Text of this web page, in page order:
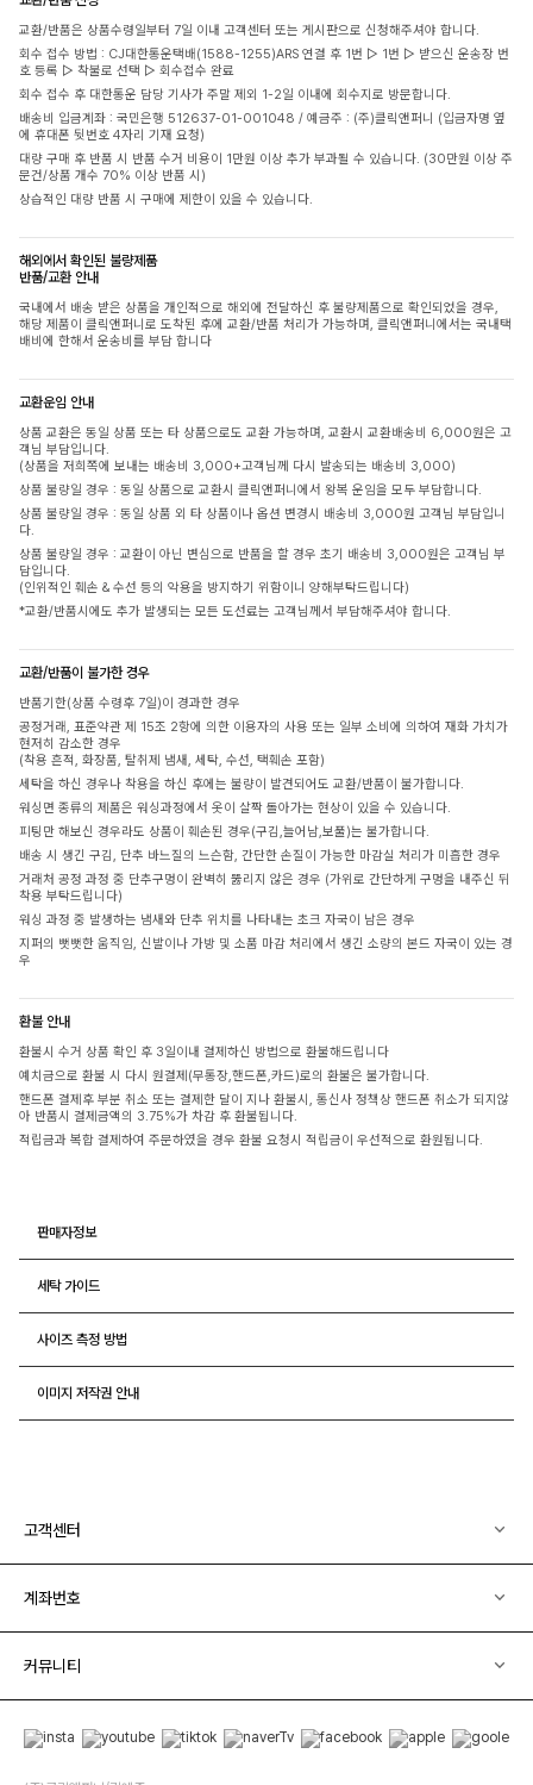
교환/반품은 상품수령일부터 7일 이내 고객센터 또는 게시판으로 신청해주셔야 합니다.
회수 접수 방법 : CJ대한통운택배(1588-1255)ARS 연결 후 1번 ▷ 1번 ▷ 받으신 운송장 번
호 등록 ▷ 착불로 선택 ▷ 회수접수 완료
회수 접수 후 대한통운 담당 기사가 주말 제외 1-2일 이내에 회수지로 방문합니다.
배송비 입금계좌 : 국민은행 512637-01-001048 / 예금주 : (주)클릭앤퍼니 (입금자명 옆
에 휴대폰 뒷번호 4자리 기재 요청)
대량 구매 후 반품 시 반품 수거 비용이 1만원 이상 추가 부과될 수 있습니다. (30만원 이상 주
문건/상품 개수 70% 이상 반품 시)
상습적인 대량 반품 시 구매에 제한이 있을 수 있습니다.
해외에서 확인된 불량제품
반품/교환 안내
국내에서 배송 받은 상품을 개인적으로 해외에 전달하신 후 불량제품으로 확인되었을 경우,
해당 제품이 클릭앤퍼니로 도착된 후에 교환/반품 처리가 가능하며, 클릭앤퍼니에서는 국내택
배비에 한해서 운송비를 부담 합니다
교환운임 안내
상품 교환은 동일 상품 또는 타 상품으로도 교환 가능하며, 교환시 교환배송비 6,000원은 고
객님 부담입니다.
(상품을 저희쪽에 보내는 배송비 3,000+고객님께 다시 발송되는 배송비 3,000)
상품 불량일 경우 : 동일 상품으로 교환시 클릭앤퍼니에서 왕복 운임을 모두 부담합니다.
상품 불량일 경우 : 동일 상품 외 타 상품이나 옵션 변경시 배송비 3,000원 고객님 부담입니
다.
상품 불량일 경우 : 교환이 아닌 변심으로 반품을 할 경우 초기 배송비 3,000원은 고객님 부
담입니다.
(인위적인 훼손 & 수선 등의 악용을 방지하기 위함이니 양해부탁드립니다)
*교환/반품시에도 추가 발생되는 모든 도선료는 고객님께서 부담해주셔야 합니다.
교환/반품이 불가한 경우
반품기한(상품 수령후 7일)이 경과한 경우
공정거래, 표준약관 제 15조 2항에 의한 이용자의 사용 또는 일부 소비에 의하여 재화 가치가
현저히 감소한 경우
(착용 흔적, 화장품, 탈취제 냄새, 세탁, 수선, 택훼손 포함)
세탁을 하신 경우나 착용을 하신 후에는 불량이 발견되어도 교환/반품이 불가합니다.
워싱면 종류의 제품은 워싱과정에서 옷이 살짝 돌아가는 현상이 있을 수 있습니다.
피팅만 해보신 경우라도 상품이 훼손된 경우(구김,늘어남,보풀)는 불가합니다.
배송 시 생긴 구김, 단추 바느질의 느슨함, 간단한 손질이 가능한 마감실 처리가 미흡한 경우
거래처 공정 과정 중 단추구멍이 완벽히 뚫리지 않은 경우 (가위로 간단하게 구멍을 내주신 뒤
착용 부탁드립니다)
워싱 과정 중 발생하는 냄새와 단추 위치를 나타내는 초크 자국이 남은 경우
지퍼의 뻣뻣한 움직임, 신발이나 가방 및 소품 마감 처리에서 생긴 소량의 본드 자국이 있는 경
우
환불 안내
환불시 수거 상품 확인 후 3일이내 결제하신 방법으로 환불해드립니다
예치금으로 환불 시 다시 원결제(무통장,핸드폰,카드)로의 환불은 불가합니다.
핸드폰 결제후 부분 취소 또는 결제한 달이 지나 환불시, 통신사 정책상 핸드폰 취소가 되지않
아 반품시 결제금액의 3.75%가 차감 후 환불됩니다.
적립금과 복합 결제하여 주문하였을 경우 환불 요청시 적립금이 우선적으로 환원됩니다.
판매자정보
세탁 가이드
사이즈 측정 방법
이미지 저작권 안내
고객센터
계좌번호
커뮤니티